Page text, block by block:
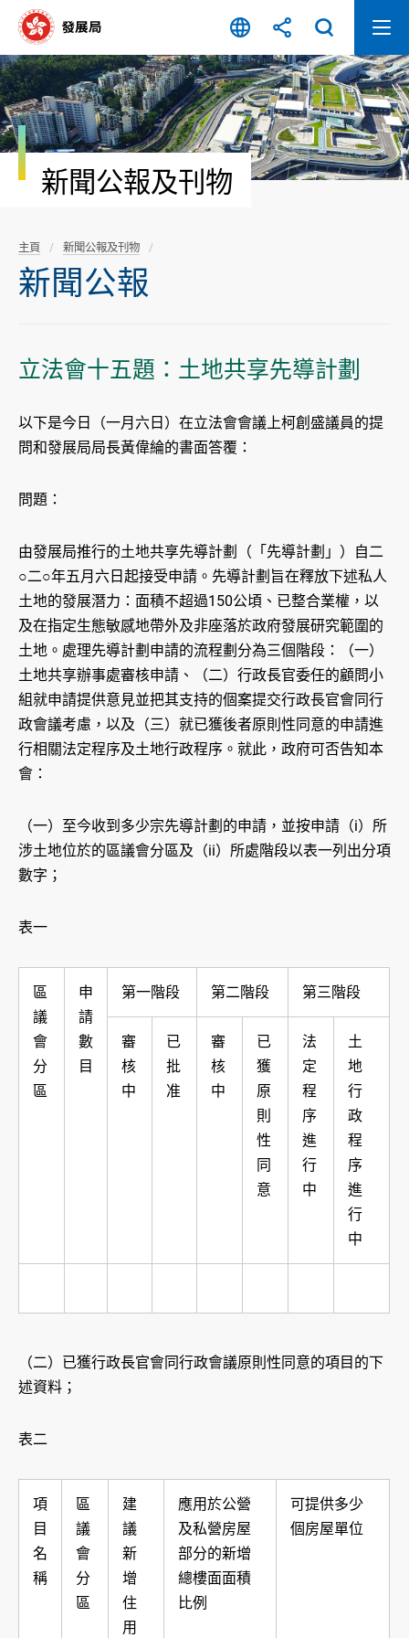
容
開
始
新聞公報及刊物
主頁 新聞公報及刊物
新聞公報
立法會十五題：土地共享先導計劃
以下是今日（一月六日）在立法會會議上柯創盛議員的提
問和發展局局長黃偉綸的書面答覆：
問題：
由發展局推行的土地共享先導計劃（「先導計劃」）自二
○二○年五月六‍日起接受申請。先導計劃旨在釋放下述私人
土地的發展潛力：面積不超過150公頃、已整合業權，以
及在指定生態敏感地帶外及非座落於政府發展研究範圍的
土地。處理先導計劃申請的流程劃分為三個階段：（一）
土地共享辦事處審核申請、（二）行政長官委任的顧問小
組就申請提供意見並把其支持的個案提交行政長官會同行
政會議考慮，以及（三）就已獲後者原則性同意的申請進
行相關法定程序及土地行政程序。就此，政府可否告知本
會：
（一）至今收到多少宗先導計劃的申請，並按申請（i）所
涉土地位於的區議會分區及（ii）所處階段以表一列出分項
數字；
表一
區
議
會
分
區
申
請
數
目
第一階段 第二階段 第三階段
審
核
中
已
批
准
審
核
中
已
獲
原
則
性
同
意
法
定
程
序
進
行
中
土
地
行
政
程
序
進
行
中
（二）已獲行政長官會同行政會議原則性同意的項目的下
述資料；
表二
項
目
名
稱
區
議
會
分
區
建
議
新
增
住
用
應用於公營
及私營房屋
部分的新增
總樓面面積
比例
可提供多少
個房屋單位